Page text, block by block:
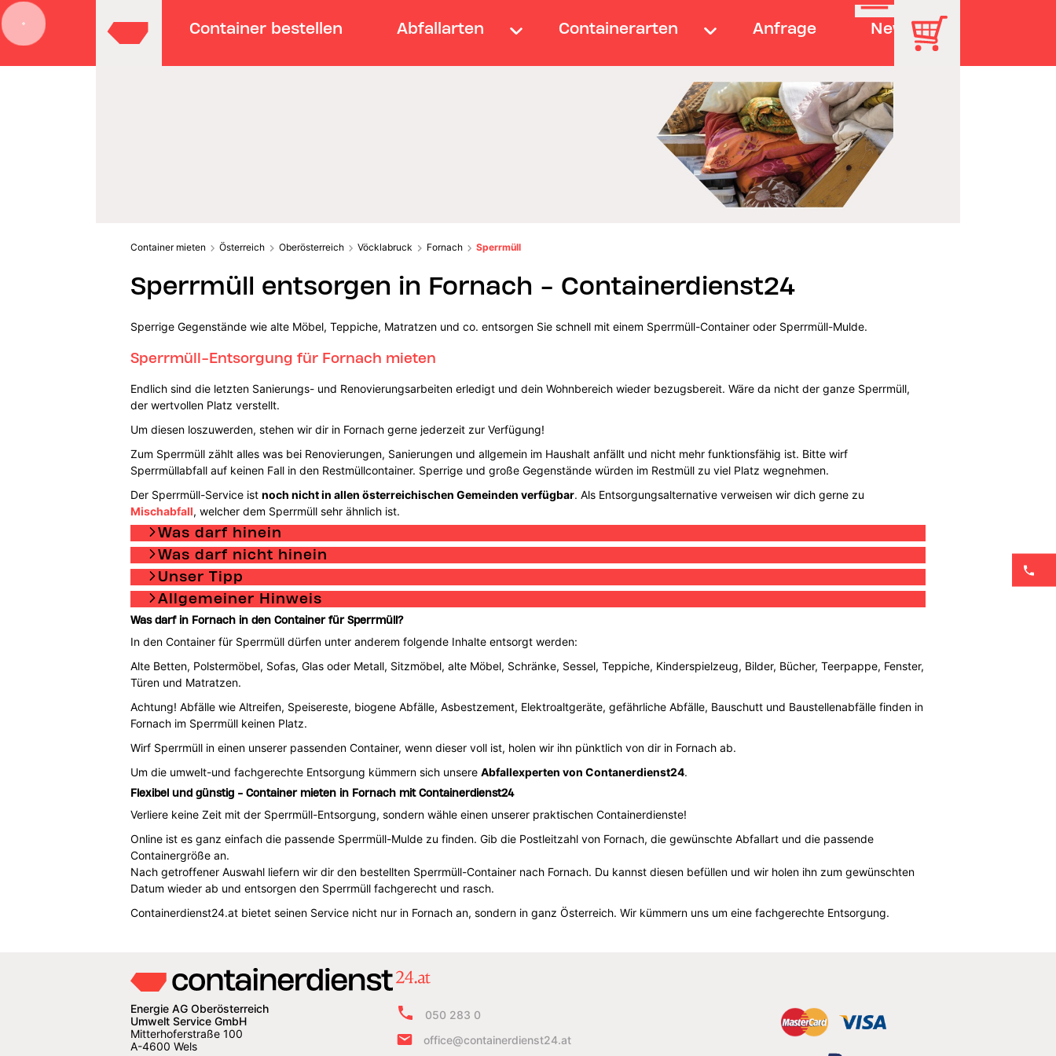
Container bestellen Abfallarten Containerarten Anfrage News
Container mieten Österreich Oberösterreich Vöcklabruck Fornach Sperrmüll
Sperrmüll entsorgen in Fornach - Containerdienst24
Sperrige Gegenstände wie alte Möbel, Teppiche, Matratzen und co. entsorgen Sie schnell mit einem Sperrmüll-Container oder Sperrmüll-Mulde.
Sperrmüll-Entsorgung für Fornach mieten
Endlich sind die letzten Sanierungs- und Renovierungsarbeiten erledigt und dein Wohnbereich wieder bezugsbereit. Wäre da nicht der ganze Sperrmüll,
der wertvollen Platz verstellt.
Um diesen loszuwerden, stehen wir dir in Fornach gerne jederzeit zur Verfügung!
Zum Sperrmüll zählt alles was bei Renovierungen, Sanierungen und allgemein im Haushalt anfällt und nicht mehr funktionsfähig ist. Bitte wirf
Sperrmüllabfall auf keinen Fall in den Restmüllcontainer. Sperrige und große Gegenstände würden im Restmüll zu viel Platz wegnehmen.
Der Sperrmüll-Service ist noch nicht in allen österreichischen Gemeinden verfügbar. Als Entsorgungsalternative verweisen wir dich gerne zu
Mischabfall, welcher dem Sperrmüll sehr ähnlich ist.
Was darf hinein
Was darf nicht hinein
Unser Tipp
Allgemeiner Hinweis
Was darf in Fornach in den Container für Sperrmüll?
In den Container für Sperrmüll dürfen unter anderem folgende Inhalte entsorgt werden:
Alte Betten, Polstermöbel, Sofas, Glas oder Metall, Sitzmöbel, alte Möbel, Schränke, Sessel, Teppiche, Kinderspielzeug, Bilder, Bücher, Teerpappe, Fenster,
Türen und Matratzen.
Achtung! Abfälle wie Altreifen, Speisereste, biogene Abfälle, Asbestzement, Elektroaltgeräte, gefährliche Abfälle, Bauschutt und Baustellenabfälle finden in
Fornach im Sperrmüll keinen Platz.
Wirf Sperrmüll in einen unserer passenden Container, wenn dieser voll ist, holen wir ihn pünktlich von dir in Fornach ab.
Um die umwelt-und fachgerechte Entsorgung kümmern sich unsere Abfallexperten von Contanerdienst24.
Flexibel und günstig - Container mieten in Fornach mit Containerdienst24
Verliere keine Zeit mit der Sperrmüll-Entsorgung, sondern wähle einen unserer praktischen Containerdienste!
Online ist es ganz einfach die passende Sperrmüll-Mulde zu finden. Gib die Postleitzahl von Fornach, die gewünschte Abfallart und die passende
Containergröße an.
Nach getroffener Auswahl liefern wir dir den bestellten Sperrmüll-Container nach Fornach. Du kannst diesen befüllen und wir holen ihn zum gewünschten
Datum wieder ab und entsorgen den Sperrmüll fachgerecht und rasch.
Containerdienst24.at bietet seinen Service nicht nur in Fornach an, sondern in ganz Österreich. Wir kümmern uns um eine fachgerechte Entsorgung.
Energie AG Oberösterreich
Umwelt Service GmbH
Mitterhoferstraße 100
A-4600 Wels
050 283 0
office@containerdienst24.at